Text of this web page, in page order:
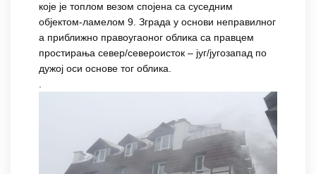
које је топлом везом спојена са суседним
објектом-ламелом 9. Зграда у основи неправилног
а приближно правоугаоног облика са правцем
простирања север/североисток – југ/југозапад по
дужој оси основе тог облика.
.